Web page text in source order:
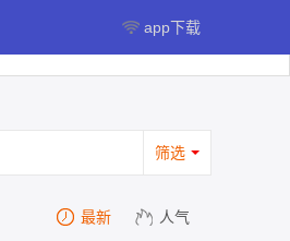
app下载
筛选
最新 人气